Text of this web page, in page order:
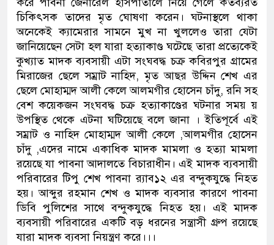
চিকিৎসক তাদের মৃত ঘোষণা করেন। ঘটনাস্থলে থাকা
অনেকেই ক্যামেরার সামনে মুখ না খুললেও তারা যেটা
জানিয়েছেন সেটা হল যারা হত্যাকাণ্ড ঘটেছে তারা প্রত্যেকেই
কুখ্যাত মাদক ব্যবসায়ী এটা সংঘবদ্ধ চক্র কবিরপুর গ্রামের
মিরাজের ছেলে সম্রাট নাহিদ, মৃত আছর উদ্দিন শেখ এর
ছেলে মোহাম্মদ আলী কেলে আলমগীর হোসেন চাঁদু, রনি সহ
বেশ কয়েকজন সংঘবদ্ধ চক্র হত্যাকাণ্ডের ঘটনার সময় য়
উপস্থিত থেকে এটনা ঘটিয়েছে বলে জানা । ইতিপূর্বে এই
সম্রাট ও নাহিদ মোহাম্মদ আলী কেলে ,আলমগীর হোসেন
চাঁদু ,এদের নামে একাধিক মাদক মামলা ও হত্যা মামলা
রয়েছে যা পাবনা আদালতে বিচারাধীন। এই মাদক ব্যবসায়ী
পরিবারের টিপু শেখ পাবনা র‌্যাব১২ এর বন্দুকযুদ্ধে নিহত
হয়। আব্দুর রহমান শেখ ও মাদক ব্যবসার কারণে পাবনা
ডিবি পুলিশের সাথে বন্দুকযুদ্ধে নিহত হয়। এই মাদক
ব্যবসায়ী পরিবারের একটি বড় ধরনের সন্ত্রাসী গ্রুপ রয়েছে
যারা মাদক ব্যবসা নিয়ন্ত্রণ করে।।।